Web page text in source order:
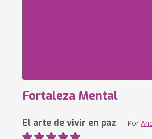
Fortaleza Mental
El arte de vivir en paz Por